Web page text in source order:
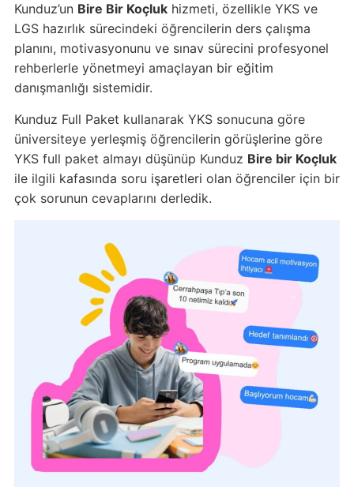
Kunduz’un Bire Bir Koçlukhizmeti, özellikle YKS ve
LGS hazırlık sürecindeki öğrencilerin ders çalışma
planını, motivasyonunu ve sınav sürecini profesyonel
rehberlerle yönetmeyi amaçlayan bir eğitim
danışmanlığı sistemidir.
Kunduz Full Paket kullanarak YKS sonucuna göre
üniversiteye yerleşmiş öğrencilerin görüşlerine göre
YKS full paket almayı düşünüp Kunduz Bire bir Koçluk
ile ilgili kafasında soru işaretleri olan öğrenciler için bir
çok sorunun cevaplarını derledik.